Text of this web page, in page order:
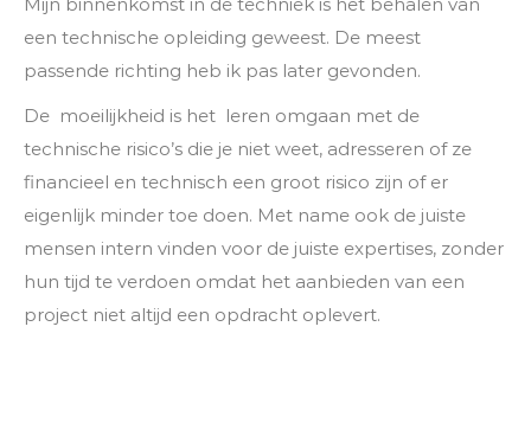
een technische opleiding geweest. De meest
passende richting heb ik pas later gevonden.
De moeilijkheid is het leren omgaan met de
technische risico’s die je niet weet, adresseren of ze
financieel en technisch een groot risico zijn of er
eigenlijk minder toe doen. Met name ook de juiste
mensen intern vinden voor de juiste expertises, zonder
hun tijd te verdoen omdat het aanbieden van een
project niet altijd een opdracht oplevert.